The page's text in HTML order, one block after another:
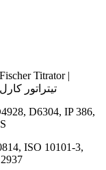
Titrator |
تیتراتور
D6304, IP 386,
ISO 10101-3,